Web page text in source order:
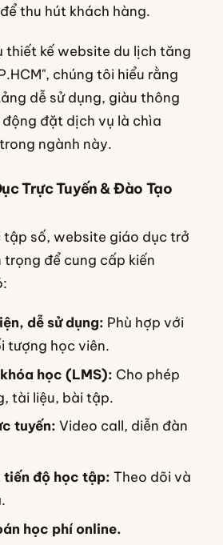
thu hút khách hàng.
thiết kế website du lịch tăng
chúng tôi hiểu rằng
dễ sử dụng, giàu thông
đặt dịch vụ là chìa
ngành này.
Trực Tuyến & Đào Tạo
tập số, website giáo dục trở
để cung cấp kiến
dễ sử dụng: Phù hợp với
tượng học viên.
học (LMS): Cho phép
tài liệu, bài tập.
tuyến: Video call, diễn đàn
tiến độ học tập: Theo dõi và
học phí online.